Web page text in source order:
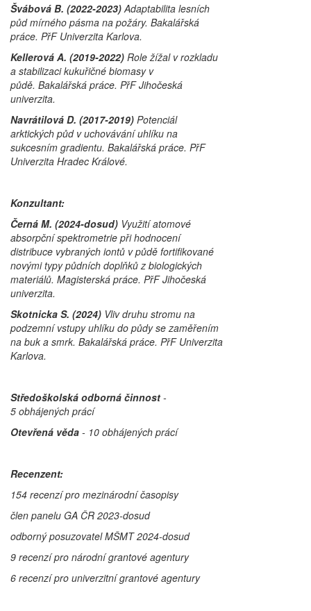
Švábová B. (2022-2023) Adaptabilita lesních
půd mírného pásma na požáry. Bakalářská
práce. PřF Univerzita Karlova.
Kellerová A. (2019-2022) Role žížal v rozkladu
a stabilizaci kukuřičné biomasy v
půdě. Bakalářská práce. PřF Jihočeská
univerzita.
Navrátilová D. (2017-2019) Potenciál
arktických půd v uchovávání uhlíku na
sukcesním gradientu. Bakalářská práce. PřF
Univerzita Hradec Králové.
Konzultant:
Černá M. (2024-dosud) Využití atomové
absorpční spektrometrie při hodnocení
distribuce vybraných iontů v půdě fortifikované
novými typy půdních doplňků z biologických
materiálů. Magisterská práce. PřF Jihočeská
univerzita.
Skotnicka S. (2024) Vliv druhu stromu na
podzemní vstupy uhlíku do půdy se zaměřením
na buk a smrk. Bakalářská práce. PřF Univerzita
Karlova.
Středoškolská odborná činnost -
5 obhájených prácí
Otevřená věda - 10 obhájených prácí
Recenzent:
154 recenzí pro mezinárodní časopisy
člen panelu GA ČR 2023-dosud
odborný posuzovatel MŠMT 2024-dosud
9 recenzí pro národní grantové agentury
6 recenzí pro univerzitní grantové agentury